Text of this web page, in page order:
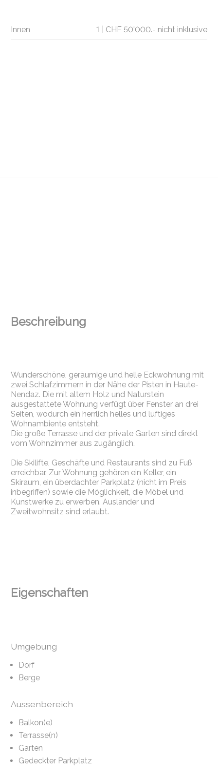
Beschreibung
Wunderschöne, geräumige und helle Eckwohnung mit
zwei Schlafzimmern in der Nähe der Pisten in Haute-
Nendaz. Die mit altem Holz und Naturstein
ausgestattete Wohnung verfügt über Fenster an drei
Seiten, wodurch ein herrlich helles und luftiges
Wohnambiente entsteht.
Die große Terrasse und der private Garten sind direkt
vom Wohnzimmer aus zugänglich.
Die Skilifte, Geschäfte und Restaurants sind zu Fuß
erreichbar. Zur Wohnung gehören ein Keller, ein
Skiraum, ein überdachter Parkplatz (nicht im Preis
inbegriffen) sowie die Möglichkeit, die Möbel und
Kunstwerke zu erwerben. Ausländer und
Zweitwohnsitz sind erlaubt.
Eigenschaften
Umgebung
Dorf
Berge
Aussenbereich
Balkon(e)
Terrasse(n)
Garten
Gedeckter Parkplatz
Innen 1 | CHF 50'000.- nicht inklusive